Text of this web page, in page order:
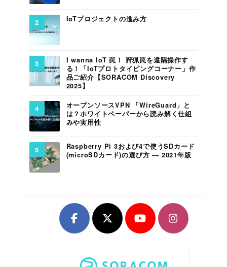
IoTプロジェクトの進み方
I wanna IoT 罠！ 狩猟罠を遠隔操作す
る！「IoTプロトタイピングコーナー」作
品ご紹介【SORACOM Discovery
2025】
オープンソースVPN 「WireGuard」と
は？ホワイトペーパーから読み解く仕組
みや実用性
Raspberry Pi 3および4で使うSDカード
(microSDカード)の選び方 ― 2021年版